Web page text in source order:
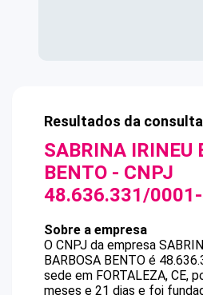
Resultados da
SABRINA IRINEU
BENTO - CNPJ
48.636.331/
Sobre a empresa
O CNPJ da empresa
BARBOSA BENTO é
sede em FORTALEZA, CE,
meses e 21 dias e foi